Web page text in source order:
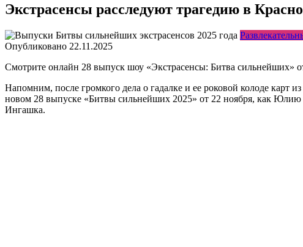
Экстрасенсы расследуют трагедию в
Опубликовано 22.11.2025
Смотрите онлайн 28 выпуск шоу «Экстрасенсы: Битва сильнейших»
Напомним, после громкого дела о гадалке и ее роковой колоде карт
новом 28 выпуске «Битвы сильнейших 2025» от 22 ноября, как
Ингашка.